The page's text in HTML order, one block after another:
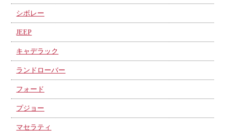
シボレー
JEEP
キャデラック
ランドローバー
フォード
プジョー
マセラティ